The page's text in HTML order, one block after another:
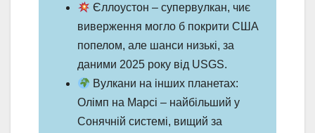
Єллоустон – супервулкан, чиє
виверження могло б покрити США
попелом, але шанси низькі, за
даними 2025 року від USGS.
Вулкани на інших планетах:
Олімп на Марсі – найбільший у
Сонячній системі, вищий за